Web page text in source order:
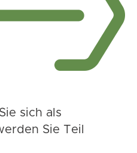
sich als
Sie Teil